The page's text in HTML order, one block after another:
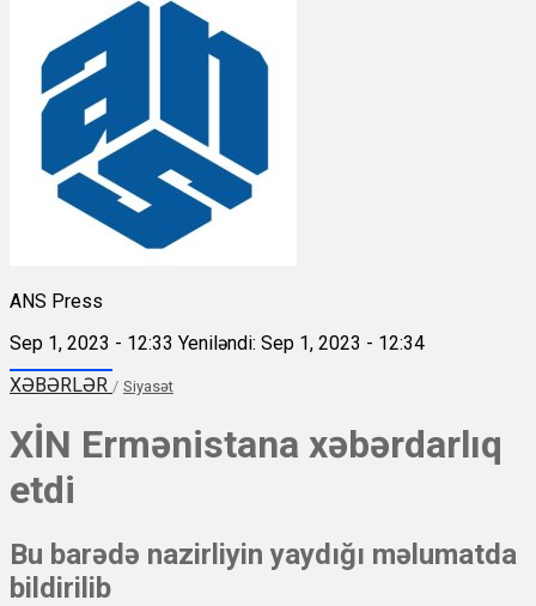
ANS Press
Sep 1, 2023 - 12:33 Yeniləndi: Sep 1, 2023 - 12:34
XƏBƏRLƏR / Siyasət
XİN Ermənistana xəbərdarlıq
etdi
Bu barədə nazirliyin yaydığı məlumatda
bildirilib